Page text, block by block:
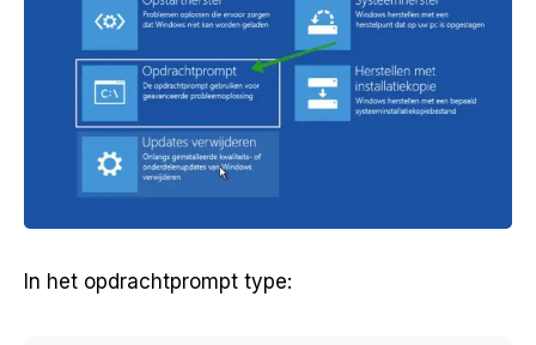
In het opdrachtprompt type: